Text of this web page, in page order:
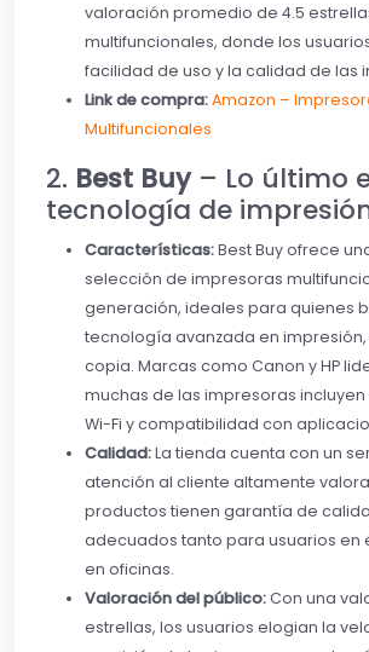
valoración promedio de 4.5
multifuncionales, donde los
facilidad de uso y la calidad de las
Link de compra:Amazon –
Multifuncionales
2. Best Buy– Lo último
tecnología de
Características:Best Buy ofrece
selección de impresoras
generación, ideales para quienes
tecnología avanzada en
copia. Marcas como Canon y HP
muchas de las impresoras
Wi-Fi y compatibilidad con
Calidad:La tienda cuenta con un
atención al cliente altamente
productos tienen garantía de
adecuados tanto para usuarios en
en oficinas.
Valoración del público:Con una
estrellas, los usuarios elogian la